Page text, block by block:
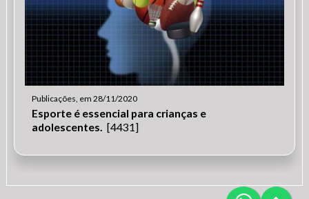
Publicações, em 28/11/2020
Esporte é essencial para crianças e
adolescentes. [4431]